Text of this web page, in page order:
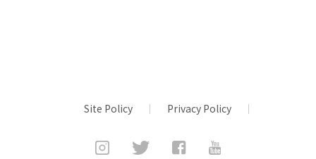
Site Policy Privacy Policy